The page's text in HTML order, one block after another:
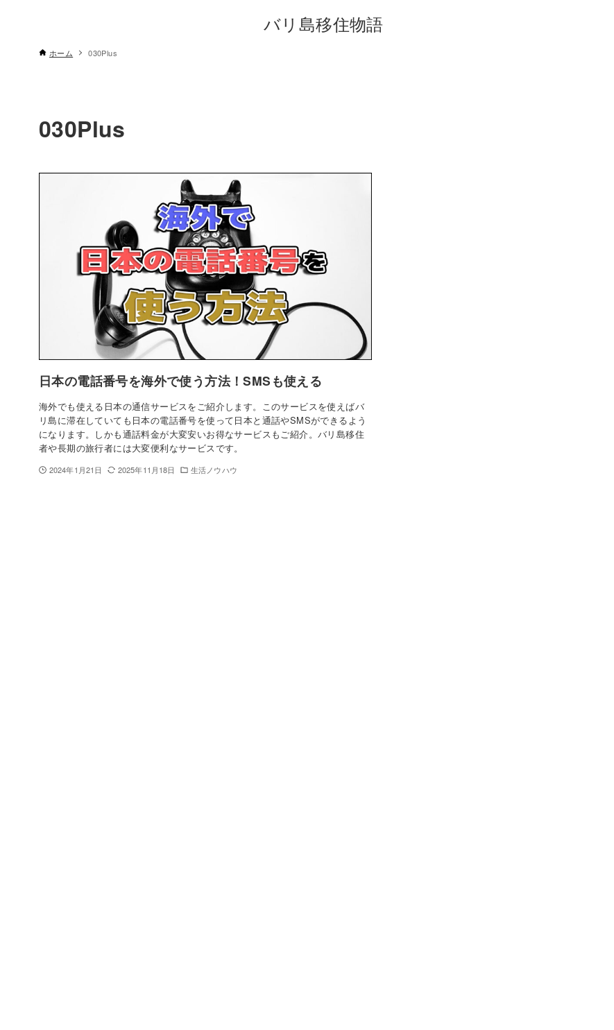
バリ島移住物語
ホーム 030Plus
030Plus
日本の電話番号を海外で使う方法！SMSも使える
海外でも使える日本の通信サービスをご紹介します。このサービスを使えばバ
リ島に滞在していても日本の電話番号を使って日本と通話やSMSができるよう
になります。しかも通話料金が大変安いお得なサービスもご紹介。バリ島移住
者や長期の旅行者には大変便利なサービスです。
2024年1月21日 2025年11月18日 生活ノウハウ